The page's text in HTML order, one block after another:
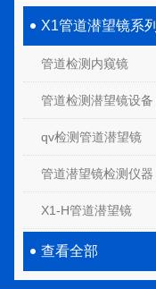
X1管道潜望镜系列
管道检测内窥镜
管道检测潜望镜设备
qv检测管道潜望镜
管道潜望镜检测仪器
X1-H管道潜望镜
查看全部